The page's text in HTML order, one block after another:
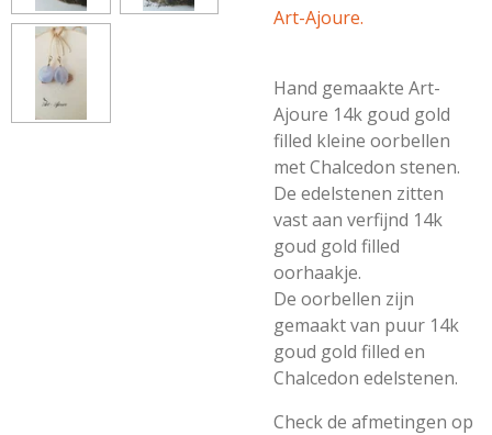
Art-Ajoure.
Hand gemaakte Art-
Ajoure 14k goud gold
filled kleine oorbellen
met Chalcedon stenen.
De edelstenen zitten
vast aan verfijnd 14k
goud gold filled
oorhaakje.
De oorbellen zijn
gemaakt van puur 14k
goud gold filled en
Chalcedon edelstenen.
Check de afmetingen op